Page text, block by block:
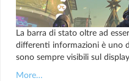
La barra di stato oltre ad
differenti informazioni è uno
sono sempre visibili sul
More…